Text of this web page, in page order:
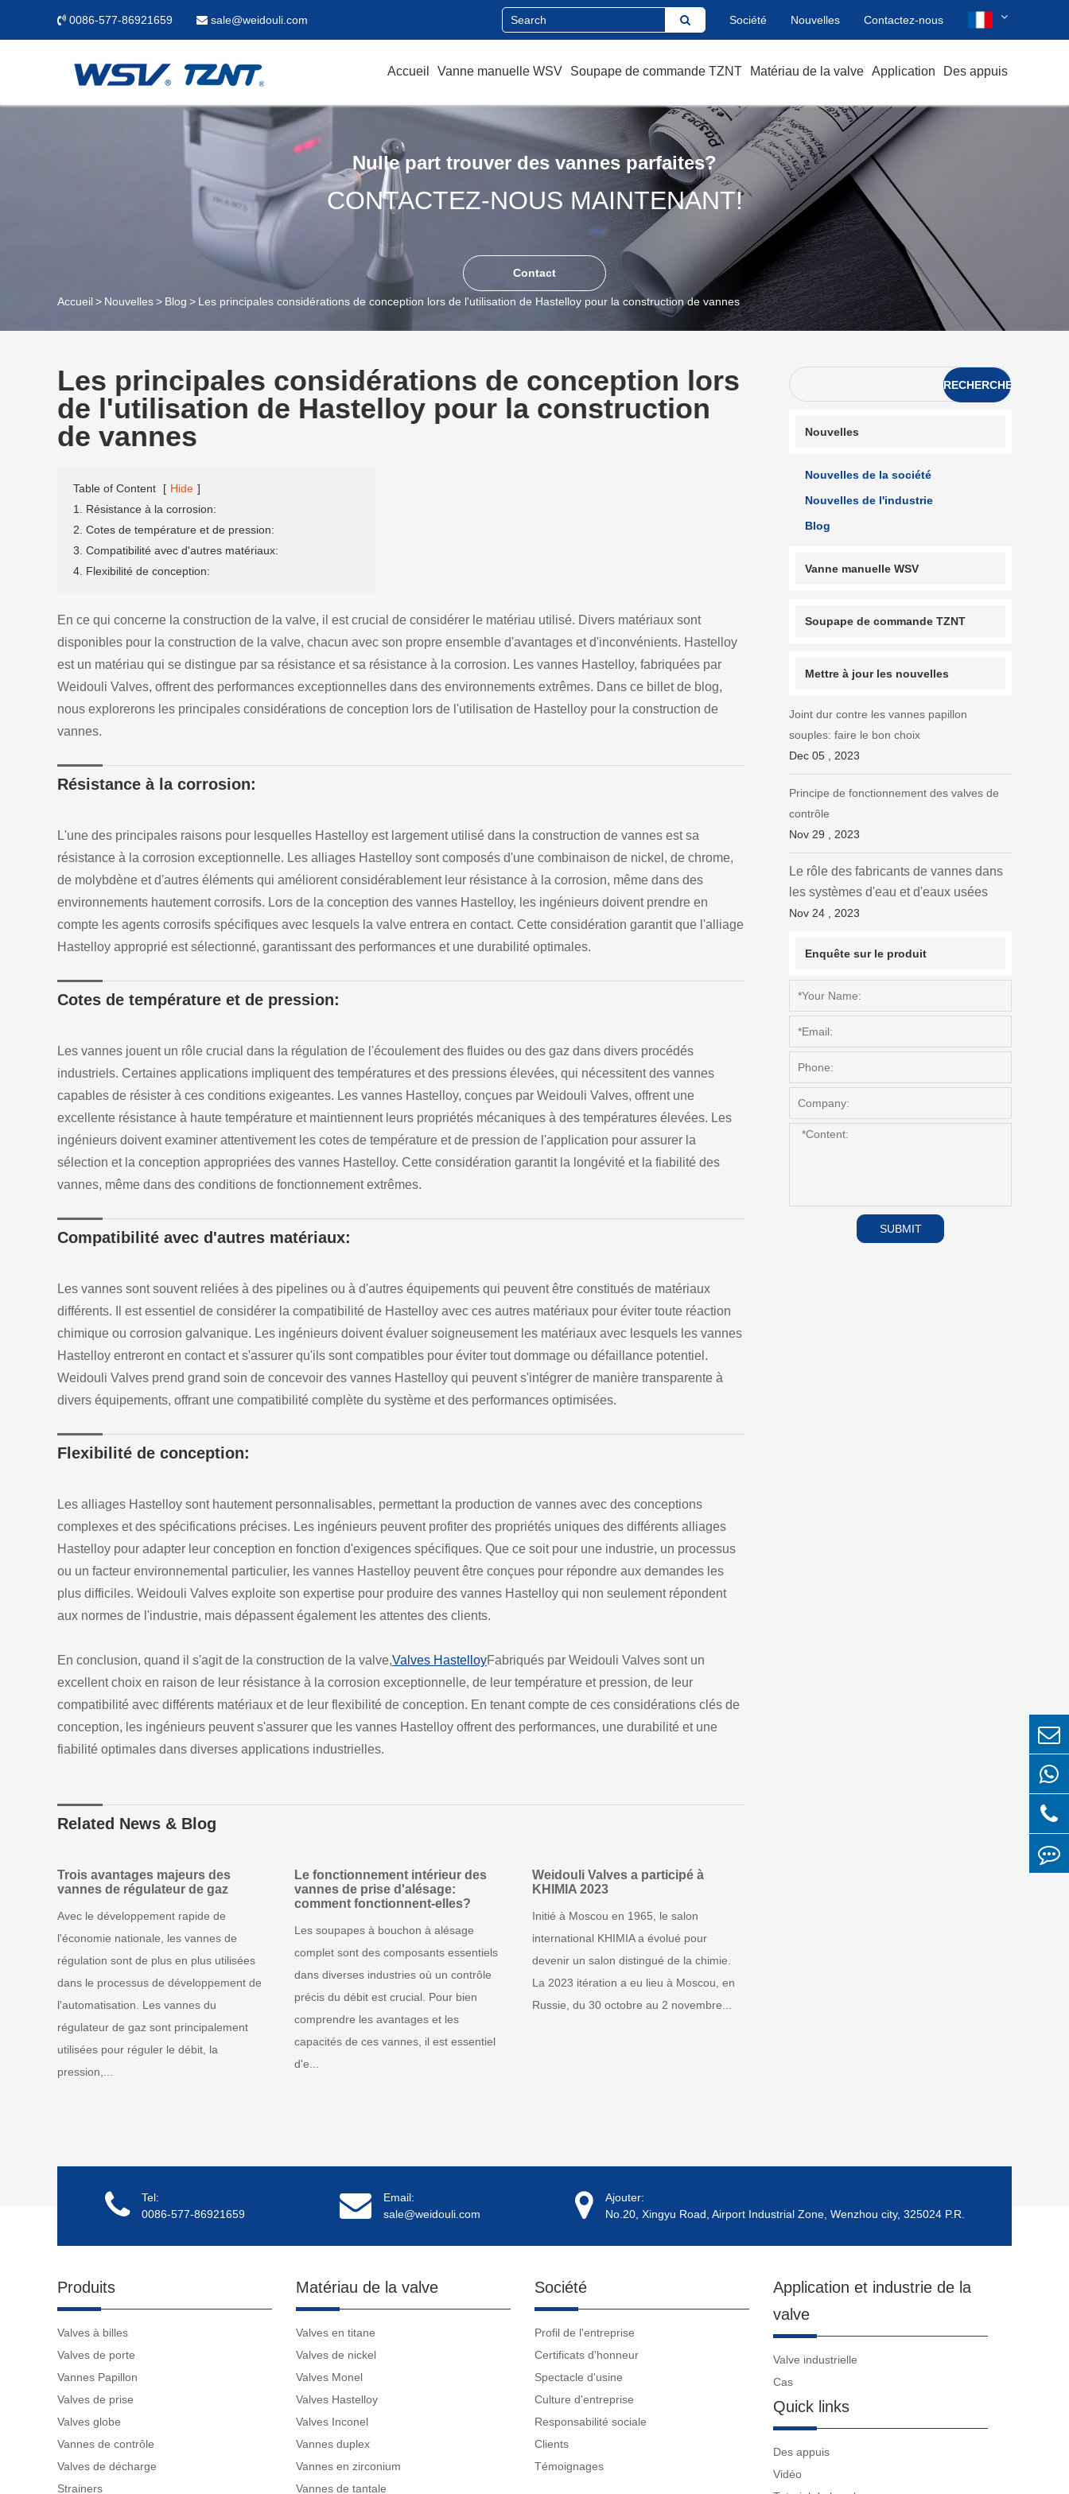
0086-577-86921659 sale@weidouli.com Société Nouvelles Contactez-nous
Accueil Vanne manuelle WSV Soupape de commande TZNT Matériau de la valve Application Des appuis
Nulle part trouver des vannes parfaites?
CONTACTEZ-NOUS MAINTENANT!
Contact
Accueil Nouvelles Blog Les principales considérations de conception lors de l'utilisation de Hastelloy pour la construction de vannes
Les principales considérations de conception lors
de l'utilisation de Hastelloy pour la construction
de vannes
Table of Content [ Hide ]
1. Résistance à la corrosion:
2. Cotes de température et de pression:
3. Compatibilité avec d'autres matériaux:
4. Flexibilité de conception:
En ce qui concerne la construction de la valve, il est crucial de considérer le matériau utilisé. Divers matériaux sont
disponibles pour la construction de la valve, chacun avec son propre ensemble d'avantages et d'inconvénients. Hastelloy
est un matériau qui se distingue par sa résistance et sa résistance à la corrosion. Les vannes Hastelloy, fabriquées par
Weidouli Valves, offrent des performances exceptionnelles dans des environnements extrêmes. Dans ce billet de blog,
nous explorerons les principales considérations de conception lors de l'utilisation de Hastelloy pour la construction de
vannes.
Résistance à la corrosion:
L'une des principales raisons pour lesquelles Hastelloy est largement utilisé dans la construction de vannes est sa
résistance à la corrosion exceptionnelle. Les alliages Hastelloy sont composés d'une combinaison de nickel, de chrome,
de molybdène et d'autres éléments qui améliorent considérablement leur résistance à la corrosion, même dans des
environnements hautement corrosifs. Lors de la conception des vannes Hastelloy, les ingénieurs doivent prendre en
compte les agents corrosifs spécifiques avec lesquels la valve entrera en contact. Cette considération garantit que l'alliage
Hastelloy approprié est sélectionné, garantissant des performances et une durabilité optimales.
Cotes de température et de pression:
Les vannes jouent un rôle crucial dans la régulation de l'écoulement des fluides ou des gaz dans divers procédés
industriels. Certaines applications impliquent des températures et des pressions élevées, qui nécessitent des vannes
capables de résister à ces conditions exigeantes. Les vannes Hastelloy, conçues par Weidouli Valves, offrent une
excellente résistance à haute température et maintiennent leurs propriétés mécaniques à des températures élevées. Les
ingénieurs doivent examiner attentivement les cotes de température et de pression de l'application pour assurer la
sélection et la conception appropriées des vannes Hastelloy. Cette considération garantit la longévité et la fiabilité des
vannes, même dans des conditions de fonctionnement extrêmes.
Compatibilité avec d'autres matériaux:
Les vannes sont souvent reliées à des pipelines ou à d'autres équipements qui peuvent être constitués de matériaux
différents. Il est essentiel de considérer la compatibilité de Hastelloy avec ces autres matériaux pour éviter toute réaction
chimique ou corrosion galvanique. Les ingénieurs doivent évaluer soigneusement les matériaux avec lesquels les vannes
Hastelloy entreront en contact et s'assurer qu'ils sont compatibles pour éviter tout dommage ou défaillance potentiel.
Weidouli Valves prend grand soin de concevoir des vannes Hastelloy qui peuvent s'intégrer de manière transparente à
divers équipements, offrant une compatibilité complète du système et des performances optimisées.
Flexibilité de conception:
Les alliages Hastelloy sont hautement personnalisables, permettant la production de vannes avec des conceptions
complexes et des spécifications précises. Les ingénieurs peuvent profiter des propriétés uniques des différents alliages
Hastelloy pour adapter leur conception en fonction d'exigences spécifiques. Que ce soit pour une industrie, un processus
ou un facteur environnemental particulier, les vannes Hastelloy peuvent être conçues pour répondre aux demandes les
plus difficiles. Weidouli Valves exploite son expertise pour produire des vannes Hastelloy qui non seulement répondent
aux normes de l'industrie, mais dépassent également les attentes des clients.
En conclusion, quand il s'agit de la construction de la valve,Valves HastelloyFabriqués par Weidouli Valves sont un
excellent choix en raison de leur résistance à la corrosion exceptionnelle, de leur température et pression, de leur
compatibilité avec différents matériaux et de leur flexibilité de conception. En tenant compte de ces considérations clés de
conception, les ingénieurs peuvent s'assurer que les vannes Hastelloy offrent des performances, une durabilité et une
fiabilité optimales dans diverses applications industrielles.
Related News & Blog
Trois avantages majeurs des
vannes de régulateur de gaz
Avec le développement rapide de
l'économie nationale, les vannes de
régulation sont de plus en plus utilisées
dans le processus de développement de
l'automatisation. Les vannes du
régulateur de gaz sont principalement
utilisées pour réguler le débit, la
pression,...
Le fonctionnement intérieur des
vannes de prise d'alésage:
comment fonctionnent-elles?
Les soupapes à bouchon à alésage
complet sont des composants essentiels
dans diverses industries où un contrôle
précis du débit est crucial. Pour bien
comprendre les avantages et les
capacités de ces vannes, il est essentiel
d'e...
Weidouli Valves a participé à
KHIMIA 2023
Initié à Moscou en 1965, le salon
international KHIMIA a évolué pour
devenir un salon distingué de la chimie.
La 2023 itération a eu lieu à Moscou, en
Russie, du 30 octobre au 2 novembre...
RECHERCHE
Nouvelles
Nouvelles de la société
Nouvelles de l'industrie
Blog
Vanne manuelle WSV
Soupape de commande TZNT
Mettre à jour les nouvelles
Joint dur contre les vannes papillon
souples: faire le bon choix
Dec 05 , 2023
Principe de fonctionnement des valves de
contrôle
Nov 29 , 2023
Le rôle des fabricants de vannes dans
les systèmes d'eau et d'eaux usées
Nov 24 , 2023
Enquête sur le produit
SUBMIT
Tel:
0086-577-86921659
Email:
sale@weidouli.com
Ajouter:
No.20, Xingyu Road, Airport Industrial Zone, Wenzhou city, 325024 P.R.
Produits
Valves à billes
Valves de porte
Vannes Papillon
Valves de prise
Valves globe
Vannes de contrôle
Valves de décharge
Strainers
Matériau de la valve
Valves en titane
Valves de nickel
Valves Monel
Valves Hastelloy
Valves Inconel
Vannes duplex
Vannes en zirconium
Vannes de tantale
Société
Profil de l'entreprise
Certificats d'honneur
Spectacle d'usine
Culture d'entreprise
Responsabilité sociale
Clients
Témoignages
Application et industrie de la
valve
Valve industrielle
Cas
Quick links
Des appuis
Vidéo